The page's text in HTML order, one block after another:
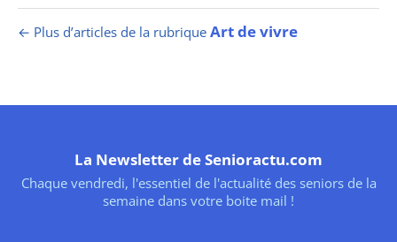
← Plus d’articles de la rubrique Art de vivre
La Newsletter de Senioractu.com
Chaque vendredi, l'essentiel de l'actualité des seniors de la
semaine dans votre boite mail !